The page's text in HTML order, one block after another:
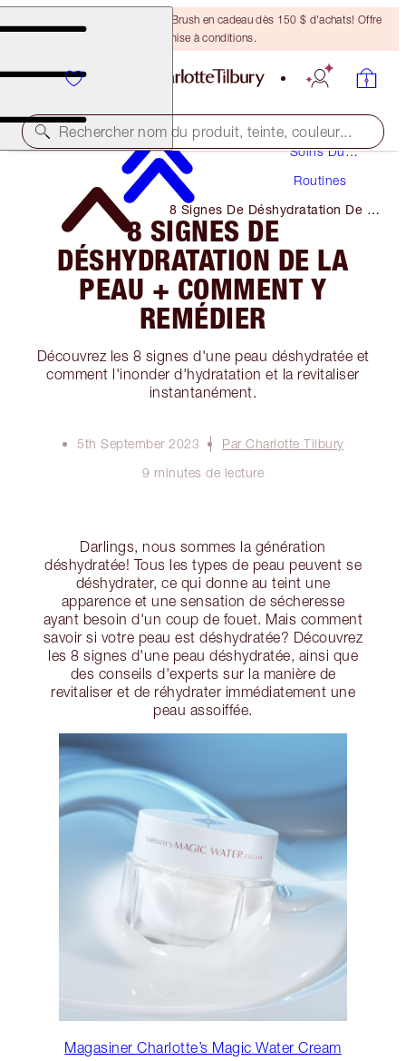
Recevez un pinceau Bronzing Brush en cadeau dès 150 $ d'achats! Offre
soumise à conditions.
Rechercher nom du produit, teinte, couleur...
Soins Du
Routines
8 Signes De Déshydratation De La
Peau + Comment Y Remédier
8 SIGNES DE
DÉSHYDRATATION DE LA
PEAU + COMMENT Y
REMÉDIER
Découvrez les 8 signes d'une peau déshydratée et
comment l'inonder d'hydratation et la revitaliser
instantanément.
5th September 2023
Par Charlotte Tilbury
9 minutes de lecture
Darlings, nous sommes la génération
déshydratée! Tous les types de peau peuvent se
déshydrater, ce qui donne au teint une
apparence et une sensation de sécheresse
ayant besoin d'un coup de fouet. Mais comment
savoir si votre peau est déshydratée? Découvrez
les 8 signes d'une peau déshydratée, ainsi que
des conseils d'experts sur la manière de
revitaliser et de réhydrater immédiatement une
peau assoiffée.
Magasiner Charlotte’s Magic Water Cream